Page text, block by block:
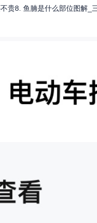
贵8. 鱼腩是什么部位图解_